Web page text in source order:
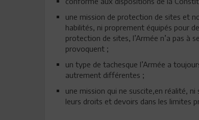
une mission de protection de sites et
habilités, ni proprement équipés pour
protection de sites, l’Armée n’a pas à
provoquent ;
un type de tachesque l’Armée a
autrement différentes ;
une mission qui ne suscite,en réalité,
leurs droits et devoirs dans les limites